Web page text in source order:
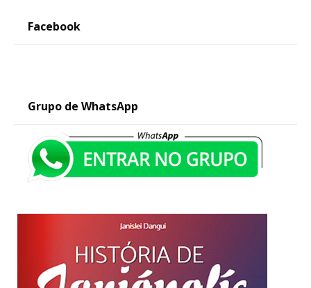
Facebook
Grupo de WhatsApp